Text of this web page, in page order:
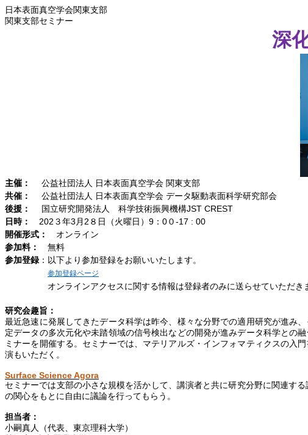
日本表面真空学会関東支部
関東支部セミナー
深
主催 ：
公益社団法人 日本表面真空学会 関東支部
共催：
公益社団法人 日本表面真空学会 データ駆動表面科学研究部会
後援：
国立研究開発法人 科学技術振興機構JST CREST
日時： 202 ３年3 月 2 ８日（火曜日） 9 ： 0０-17 : 00
開催形式： オンライン
参加料： 無料
参加登録 ：以下より参加登録をお願いいたします。
参加登録ページ
オンラインアクセスに関する情報は登録者のみに送らせていただき
研究会趣旨：
最近急速に発展してきたデータ科学は昨今、様々な分野での適用研究が進み
定データの多次元化や未踏領域の信号検出などの開発が進みデータ科学との
ミナーを開催する。セミナーでは、マテリアルズ・インフォマティクスの入
演もいただく。
Surface Science Agora
セミナーでは支部の小さな規模を活かして、講演者と共に研究分野に関連す
の関心をもとに自由に議論を行ってもらう。
担当者：
小嗣真人（代表、東京理科大学）